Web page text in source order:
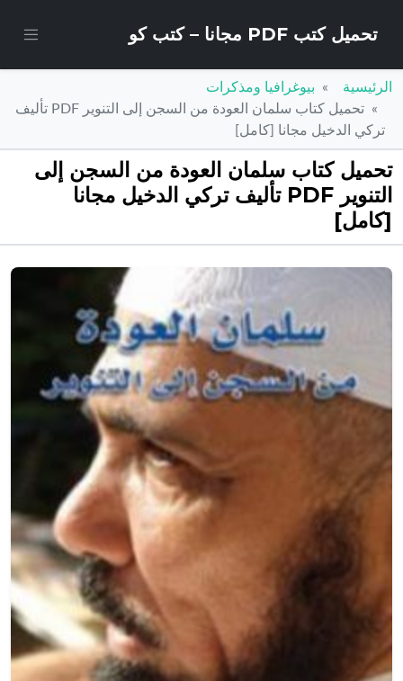
تحميل كتب PDF مجانا – كتب كو
الرئيسية
بيوغرافيا ومذكرات
تحميل كتاب سلمان العودة من السجن إلى التنوير PDF تأليف
تركي الدخيل مجانا [كامل]
تحميل كتاب سلمان العودة من السجن إلى
التنوير PDF تأليف تركي الدخيل مجانا
[كامل]